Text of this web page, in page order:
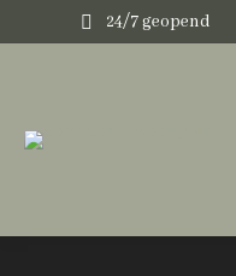
24/7 geopend